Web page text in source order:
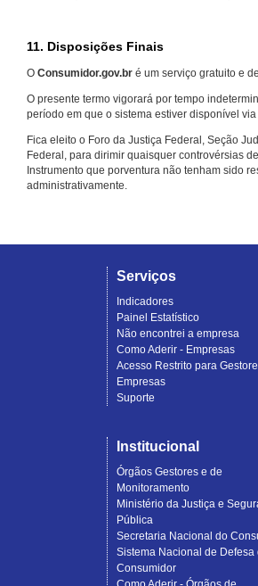
11. Disposições Finais
O Consumidor.gov.br é um serviço gratuito e
O presente termo vigorará por tempo
período em que o sistema estiver disponível
Fica eleito o Foro da Justiça Federal, Seção
Federal, para dirimir quaisquer controvérsias
Instrumento que porventura não tenham sido
administrativamente.
Serviços
Indicadores
Painel Estatístico
Não encontrei a empresa
Como Aderir - Empresas
Acesso Restrito para
Empresas
Suporte
Institucional
Órgãos Gestores e de
Monitoramento
Ministério da Justiça e
Pública
Secretaria Nacional do
Sistema Nacional de Defesa
Consumidor